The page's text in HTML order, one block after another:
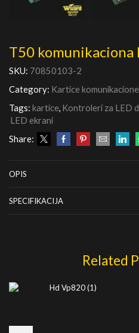
T50 komunikaciona
SKU: 70850103-2
Category: Kartice komunikacione
Tags: kartice, Kontroleri za LED
LED ekrani
Share:
OPIS
SPECIFIKACIJA
Related